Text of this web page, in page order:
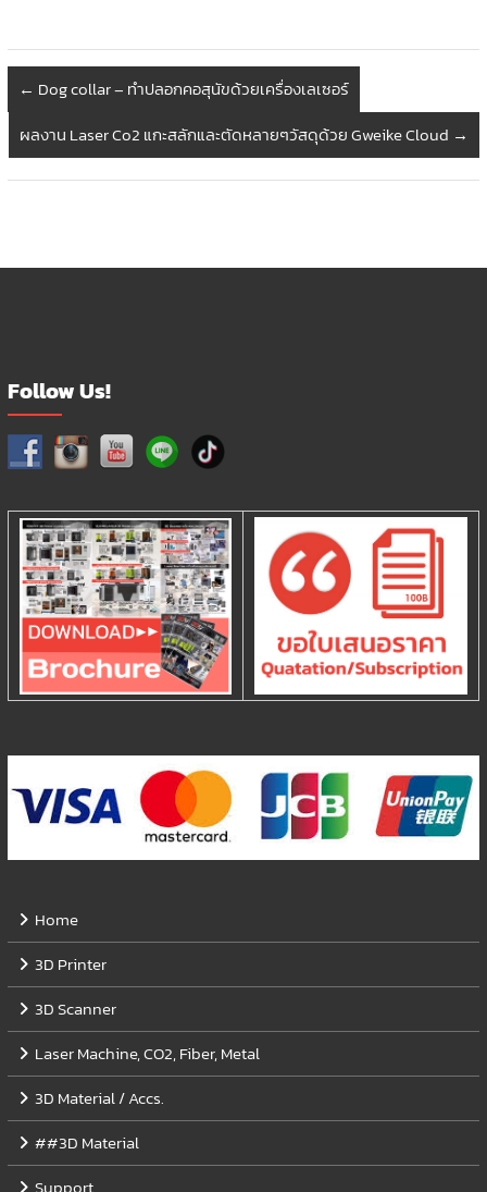
← Dog collar – ทำปลอกคอสุนัขด้วยเครื่องเลเซอร์
ผลงาน Laser Co2 แกะสลักและตัดหลายๆวัสดุด้วย Gweike Cloud →
Follow Us!
Home
3D Printer
3D Scanner
Laser Machine, CO2, Fiber, Metal
3D Material / Accs.
##3D Material
Support